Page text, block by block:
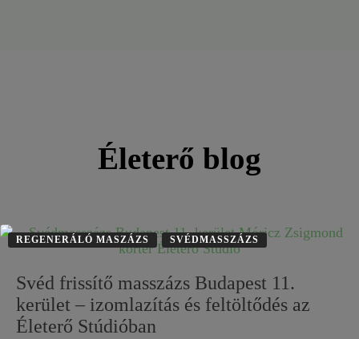
Életerő blog
REGENERÁLÓ MASZÁZS SVÉDMASSZÁZS
Svéd frissítő masszázs Budapest 11.
kerület – izomlazítás és feltöltődés az
Életerő Stúdióban